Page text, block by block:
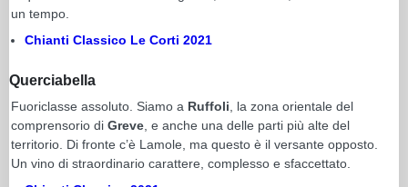
un tempo.
Chianti Classico Le Corti 2021
Querciabella
Fuoriclasse assoluto. Siamo a Ruffoli , la zona orientale del
comprensorio di Greve , e anche una delle parti più alte del
territorio. Di fronte c’è Lamole, ma questo è il versante opposto.
Un vino di straordinario carattere, complesso e sfaccettato.